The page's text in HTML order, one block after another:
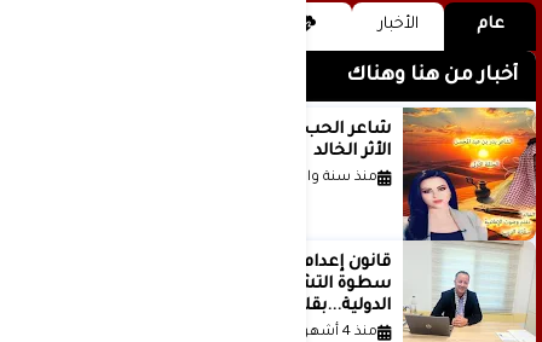
عام الأخبار
أخبار من هنا وهناك
الأثر الخالد
منذ سنة واحدة
قانون إعدام الأسرى الفلسطينيين: بين
سطوة التشريع وانهيار منظومة العدالة
الدولية...بقلم الدكتور وسيم وني
منذ 4 أشهر